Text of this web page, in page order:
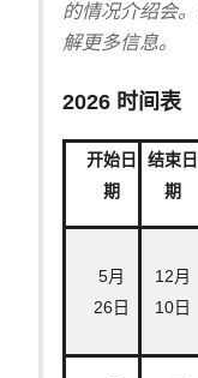
的情况介绍会
解更多信息。
2026 时间表
开始日
期
结束日
期
5月
26日
12月
10日